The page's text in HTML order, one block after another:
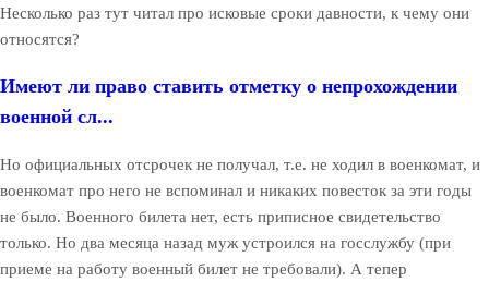
Несколько раз тут читал про исковые сроки давности, к чему они
относятся?
Имеют ли право ставить отметку о непрохождении
военной сл...
Но официальных отсрочек не получал, т.е. не ходил в военкомат, и
военкомат про него не вспоминал и никаких повесток за эти годы
не было. Военного билета нет, есть приписное свидетельство
только. Но два месяца назад муж устроился на госслужбу (при
приеме на работу военный билет не требовали). А тепер